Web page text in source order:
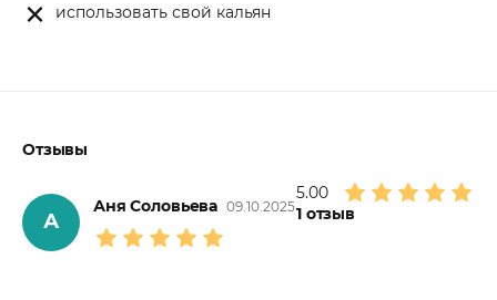
использовать свой кальян
Отзывы
5.00
1отзыв
А
Аня Соловьева 09.10.2025